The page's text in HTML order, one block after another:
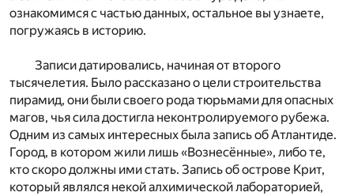
ознакомимся с частью данных, остальное вы узнаете,
погружаясь в историю.
Записи датировались, начиная от второго
тысячелетия. Было рассказано о цели строительства
пирамид, они были своего рода тюрьмами для опасных
магов, чья сила достигла неконтролируемого рубежа.
Одним из самых интересных была запись об Атлантиде.
Город, в котором жили лишь «Вознесённые», либо те,
кто скоро должны ими стать. Запись об острове Крит,
который являлся некой алхимической лабораторией,